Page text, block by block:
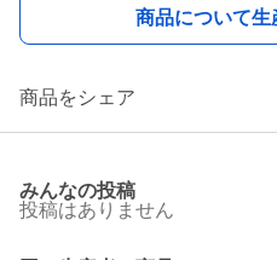
商品について生
商品をシェア
みんなの投稿
投稿はありません